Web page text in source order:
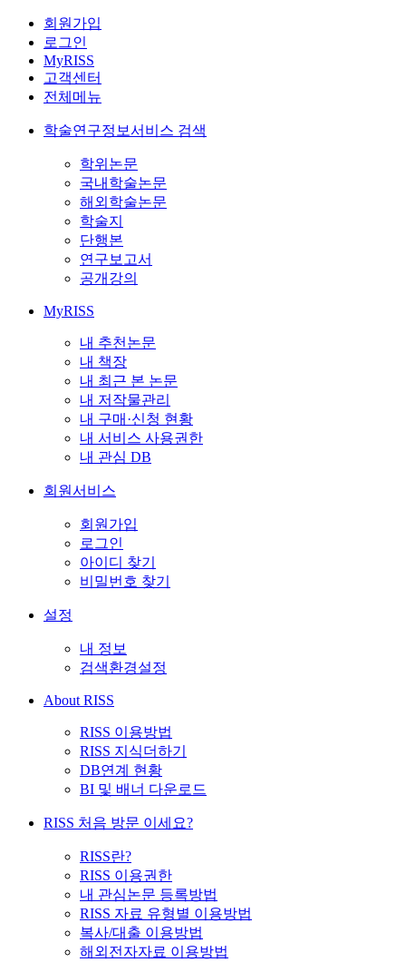
회원가입
로그인
MyRISS
고객센터
전체메뉴
학술연구정보서비스 검색
학위논문
국내학술논문
해외학술논문
학술지
단행본
연구보고서
공개강의
MyRISS
내 추천논문
내 책장
내 최근 본 논문
내 저작물관리
내 구매·신청 현황
내 서비스 사용권한
내 관심 DB
회원서비스
회원가입
로그인
아이디 찾기
비밀번호 찾기
설정
내 정보
검색환경설정
About RISS
RISS 이용방법
RISS 지식더하기
DB연계 현황
BI 및 배너 다운로드
RISS 처음 방문 이세요?
RISS란?
RISS 이용권한
내 관심논문 등록방법
RISS 자료 유형별 이용방법
복사/대출 이용방법
해외전자자료 이용방법